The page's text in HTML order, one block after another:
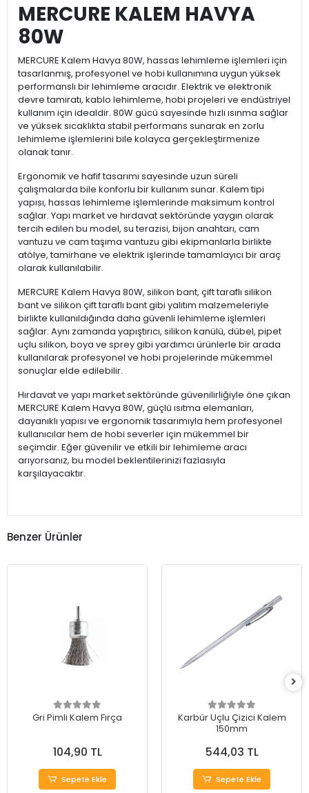
MERCURE KALEM HAVYA
80W
MERCURE Kalem Havya 80W, hassas lehimleme işlemleri için
tasarlanmış, profesyonel ve hobi kullanımına uygun yüksek
performanslı bir lehimleme aracıdır. Elektrik ve elektronik
devre tamiratı, kablo lehimleme, hobi projeleri ve endüstriyel
kullanım için idealdir. 80W gücü sayesinde hızlı ısınma sağlar
ve yüksek sıcaklıkta stabil performans sunarak en zorlu
lehimleme işlemlerini bile kolayca gerçekleştirmenize
olanak tanır.
Ergonomik ve hafif tasarımı sayesinde uzun süreli
çalışmalarda bile konforlu bir kullanım sunar. Kalem tipi
yapısı, hassas lehimleme işlemlerinde maksimum kontrol
sağlar. Yapı market ve hırdavat sektöründe yaygın olarak
tercih edilen bu model, su terazisi, bijon anahtarı, cam
vantuzu ve cam taşıma vantuzu gibi ekipmanlarla birlikte
atölye, tamirhane ve elektrik işlerinde tamamlayıcı bir araç
olarak kullanılabilir.
MERCURE Kalem Havya 80W, silikon bant, çift taraflı silikon
bant ve silikon çift taraflı bant gibi yalıtım malzemeleriyle
birlikte kullanıldığında daha güvenli lehimleme işlemleri
sağlar. Aynı zamanda yapıştırıcı, silikon kanülü, dübel, pipet
uçlu silikon, boya ve sprey gibi yardımcı ürünlerle bir arada
kullanılarak profesyonel ve hobi projelerinde mükemmel
sonuçlar elde edilebilir.
Hırdavat ve yapı market sektöründe güvenilirliğiyle öne çıkan
MERCURE Kalem Havya 80W, güçlü ısıtma elemanları,
dayanıklı yapısı ve ergonomik tasarımıyla hem profesyonel
kullanıcılar hem de hobi severler için mükemmel bir
seçimdir. Eğer güvenilir ve etkili bir lehimleme aracı
arıyorsanız, bu model beklentilerinizi fazlasıyla
karşılayacaktır.
Benzer Ürünler
Gri Pimli Kalem Fırça
104,90 TL
Sepete Ekle
Karbür Uçlu Çizici Kalem
150mm
544,03 TL
Sepete Ekle